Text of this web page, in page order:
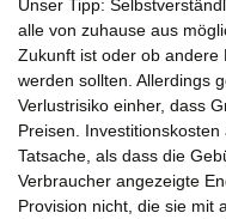
Unser Tipp:
alle von zuhause aus
Zukunft ist oder ob andere
werden sollten. Allerdings
Verlustrisiko einher, dass
Preisen.
Tatsache, als dass die
Verbraucher angezeigte
Provision nicht, die sie mit